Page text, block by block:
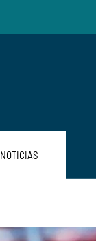
NOTICIAS